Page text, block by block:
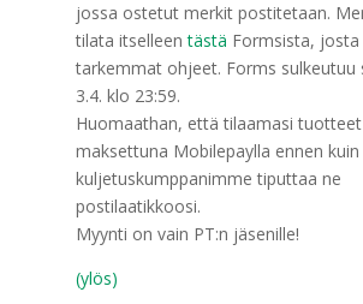
jossa ostetut merkit postitetaan.
tilata itselleentästä Formsista,
tarkemmat ohjeet. Forms sulkeutuu
3.4. klo 23:59.
Huomaathan, että tilaamasi
maksettuna Mobilepaylla ennen kuin
kuljetuskumppanimme tiputtaa ne
postilaatikkoosi.
Myynti on vain PT:n jäsenille!
(ylös)